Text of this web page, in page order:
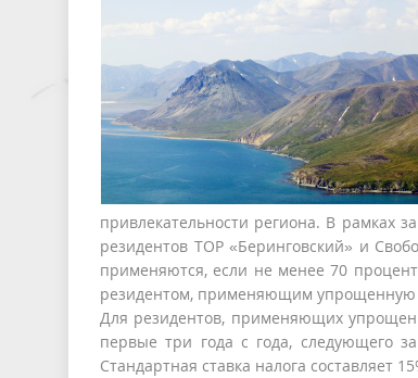
привлекательности региона. В рамках
резидентов ТОР «Беринговский» и
применяются, если не менее 70
резидентом, применяющим упрощенную
Для резидентов, применяющих
первые три года с года, следующего
Стандартная ставка налога составляет